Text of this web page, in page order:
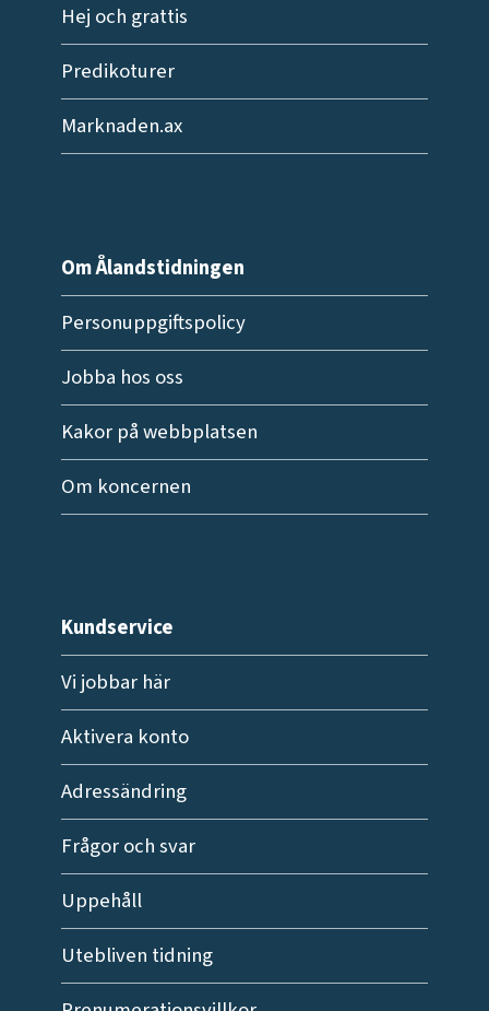
Hej och grattis
Predikoturer
Marknaden.ax
Om Ålandstidningen
Personuppgiftspolicy
Jobba hos oss
Kakor på webbplatsen
Om koncernen
Kundservice
Vi jobbar här
Aktivera konto
Adressändring
Frågor och svar
Uppehåll
Utebliven tidning